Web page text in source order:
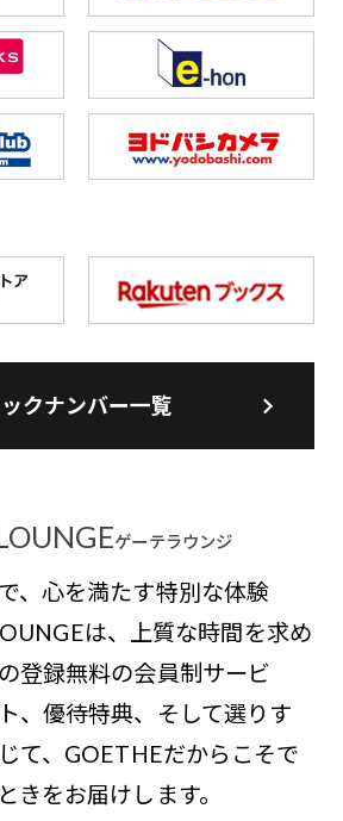
クナンバー一覧
ゲーテラウンジ
、心を満たす特別な体験
は、上質な時間を求め
登録無料の会員制サービ
、優待特典、そして選りす
て、GOETHEだからこそで
きをお届けします。